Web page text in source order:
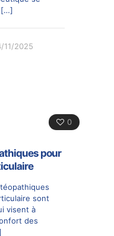
[…]
11/2025
0
pour
sont
visent à
des